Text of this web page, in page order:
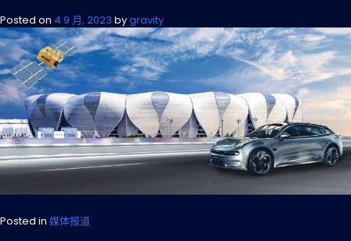
Posted on 4 9 月, 2023 bygravity
Posted in 媒体报道